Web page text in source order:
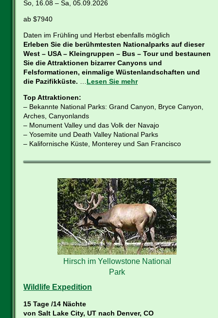
So, 16.08 – Sa, 05.09.2026
ab $7940
Daten im Frühling und Herbst ebenfalls möglich
Erleben Sie die berühmtesten Nationalparks auf dieser
West – USA – Kleingruppen – Bus – Tour und bestaunen
Sie die Attraktionen bizarrer Canyons und
Felsformationen, einmalige Wüstenlandschaften und
die Pazifikküste.
Lesen Sie mehr
Top Attraktionen:
– Bekannte National Parks: Grand Canyon, Bryce Canyon,
Arches, Canyonlands
– Monument Valley und das Volk der Navajo
– Yosemite und Death Valley National Parks
– Kalifornische Küste, Monterey und San Francisco
Hirsch im Yellowstone National
Park
Wildlife Expedition
15 Tage /14 Nächte
von Salt Lake City, UT nach Denver, CO